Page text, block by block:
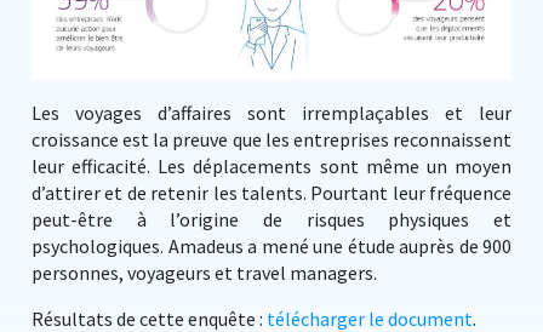
Les voyages d’affaires sont irremplaçables et leur
croissance est la preuve que les entreprises reconnaissent
leur efficacité. Les déplacements sont même un moyen
d’attirer et de retenir les talents. Pourtant leur fréquence
peut-être à l’origine de risques physiques et
psychologiques. Amadeus a mené une étude auprès de 900
personnes, voyageurs et travel managers.
Résultats de cette enquête : télécharger le document.